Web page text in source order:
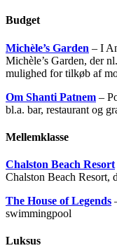
Budget
Michèle’s Garden – I
Michèle’s Garden, der
mulighed for tilkøb af
Om Shanti Patnem –
bl.a. bar, restaurant og
Mellemklasse
Chalston Beach Resort
Chalston Beach Resort,
The House of Legends
swimmingpool
Luksus